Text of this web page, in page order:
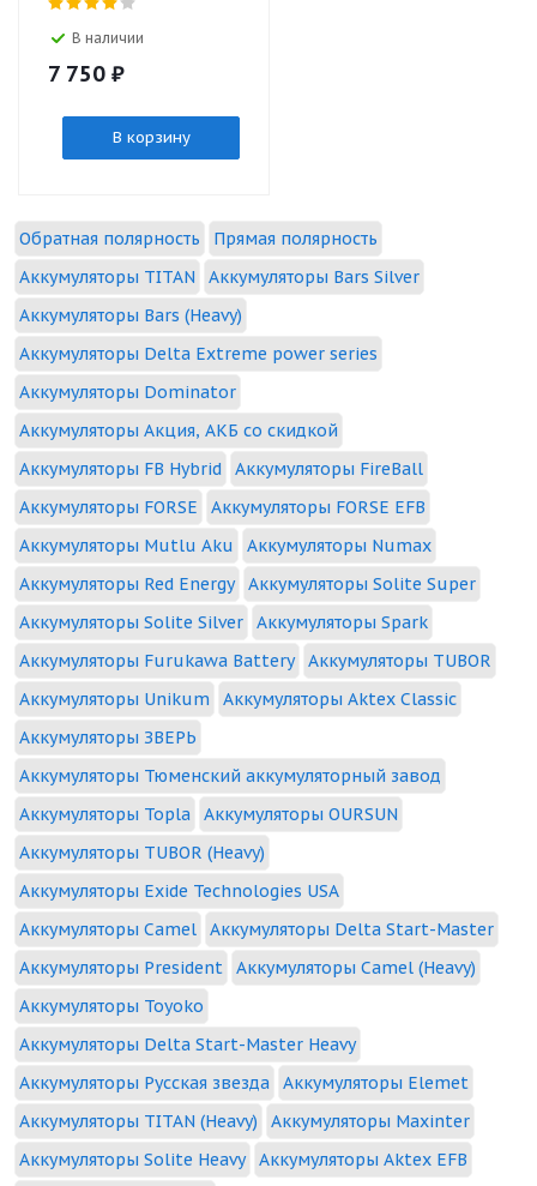
В наличии
7 750 ₽
В корзину
Обратная полярность
Прямая полярность
Аккумуляторы TITAN
Аккумуляторы Bars Silver
Аккумуляторы Bars (Heavy)
Аккумуляторы Delta Extreme power series
Аккумуляторы Dominator
Аккумуляторы Акция, АКБ со скидкой
Аккумуляторы FB Hybrid
Аккумуляторы FireBall
Аккумуляторы FORSE
Аккумуляторы FORSE EFB
Аккумуляторы Mutlu Aku
Аккумуляторы Numax
Аккумуляторы Red Energy
Аккумуляторы Solite Super
Аккумуляторы Solite Silver
Аккумуляторы Spark
Аккумуляторы Furukawa Battery
Аккумуляторы TUBOR
Аккумуляторы Unikum
Аккумуляторы Aktex Classic
Аккумуляторы ЗВЕРЬ
Аккумуляторы Тюменский аккумуляторный завод
Аккумуляторы Topla
Аккумуляторы OURSUN
Аккумуляторы TUBOR (Heavy)
Аккумуляторы Exide Technologies USA
Аккумуляторы Camel
Аккумуляторы Delta Start-Master
Аккумуляторы President
Аккумуляторы Camel (Heavy)
Аккумуляторы Toyoko
Аккумуляторы Delta Start-Master Heavy
Аккумуляторы Русская звезда
Аккумуляторы Elemet
Аккумуляторы TITAN (Heavy)
Аккумуляторы Maxinter
Аккумуляторы Solite Heavy
Аккумуляторы Aktex EFB